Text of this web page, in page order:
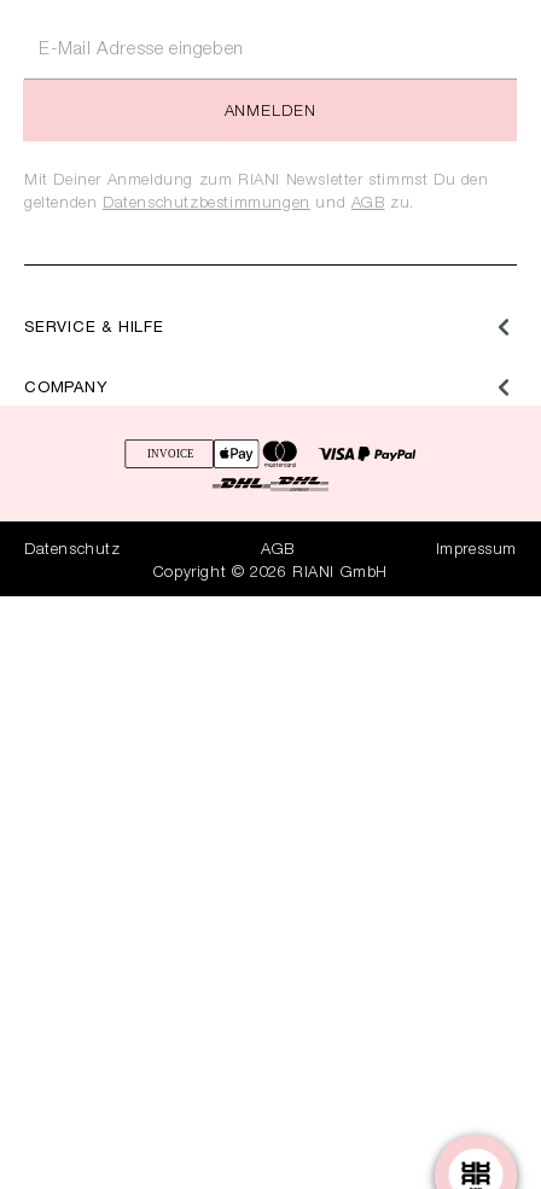
SERVICE & HILFE
COMPANY
ANMELDEN
Mit Deiner Anmeldung zum RIANI Newsletter stimmst Du den
geltenden Datenschutzbestimmungen und AGB zu.
Datenschutz AGB
Impressum
Copyright © 2026 RIANI GmbH